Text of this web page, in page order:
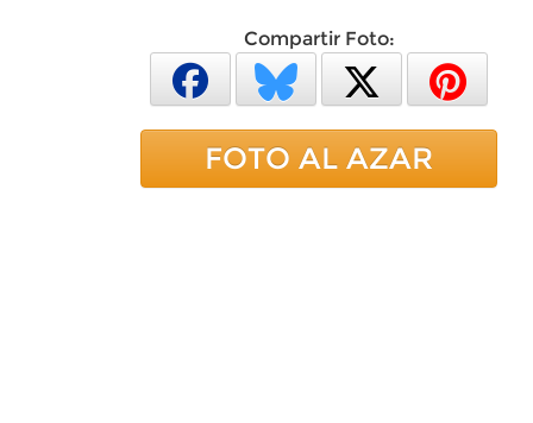
Compartir Foto:
FOTO AL AZAR